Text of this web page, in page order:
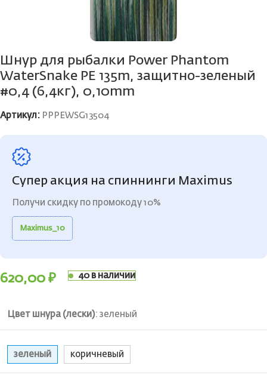
Шнур для рыбалки Power Phantom
WaterSnake PE 135m, защитно-зеленый
#0,4 (6,4кг), 0,10mm
Артикул: PPPEWSG13504
Супер акция на спиннинги Maximus
Получи скидку по промокоду 10%
Maximus_10
620,00 ₽ 40 в наличии
Цвет шнура (лески): зеленый
зеленый коричневый